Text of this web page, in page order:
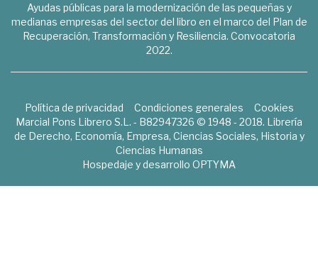
Ayudas públicas para la modernización de las pequeñas y
medianas empresas del sector del libro en el marco del Plan de
Recuperación, Transformación y Resiliencia. Convocatoria
2022.
Política de privacidad Condiciones generales
Cookies
Marcial Pons Librero S.L. - B82947326 © 1948 - 2018. Librería
de Derecho, Economía, Empresa, Ciencias Sociales, Historia y
Ciencias Humanas
Hospedaje y desarrollo OPTYMA